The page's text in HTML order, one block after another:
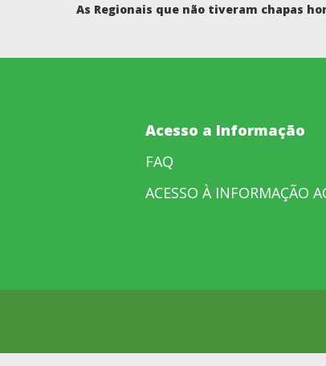
As Regionais que não tiveram chapas
Acesso a Informação
FAQ
ACESSO À INFORMAÇÃO